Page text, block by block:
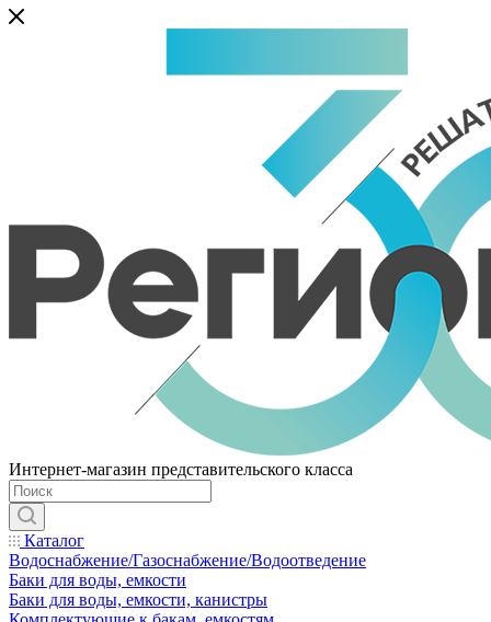
Интернет-магазин представительского класса
Каталог
Водоснабжение/Газоснабжение/Водоотведение
Баки для воды, емкости
Баки для воды, емкости, канистры